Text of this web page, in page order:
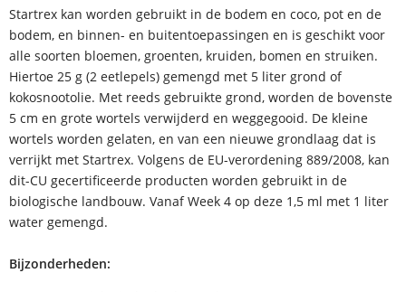
Startrex kan worden gebruikt in de bodem en coco, pot en de
bodem, en binnen- en buitentoepassingen en is geschikt voor
alle soorten bloemen, groenten, kruiden, bomen en struiken.
Hiertoe 25 g (2 eetlepels) gemengd met 5 liter grond of
kokosnootolie. Met reeds gebruikte grond, worden de bovenste
5 cm en grote wortels verwijderd en weggegooid. De kleine
wortels worden gelaten, en van een nieuwe grondlaag dat is
verrijkt met Startrex. Volgens de EU-verordening 889/2008, kan
dit-CU gecertificeerde producten worden gebruikt in de
biologische landbouw. Vanaf Week 4 op deze 1,5 ml met 1 liter
water gemengd.
Bijzonderheden: